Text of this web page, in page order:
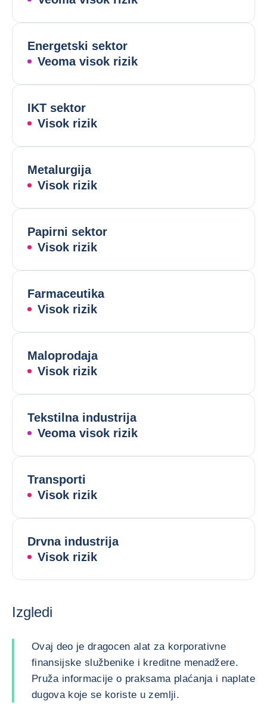
Energetski sektor
Veoma visok rizik
IKT sektor
Visok rizik
Metalurgija
Visok rizik
Papirni sektor
Visok rizik
Farmaceutika
Visok rizik
Maloprodaja
Visok rizik
Tekstilna industrija
Veoma visok rizik
Transporti
Visok rizik
Drvna industrija
Visok rizik
Izgledi
Ovaj deo je dragocen alat za korporativne
finansijske službenike i kreditne menadžere.
Pruža informacije o praksama plaćanja i naplate
dugova koje se koriste u zemlji.